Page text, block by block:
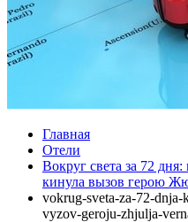
Главная
Отели
Вокруг света за 72
кинула вызов герою
vokrug-sveta-za-72-
vyzov-geroju-zhjulja-